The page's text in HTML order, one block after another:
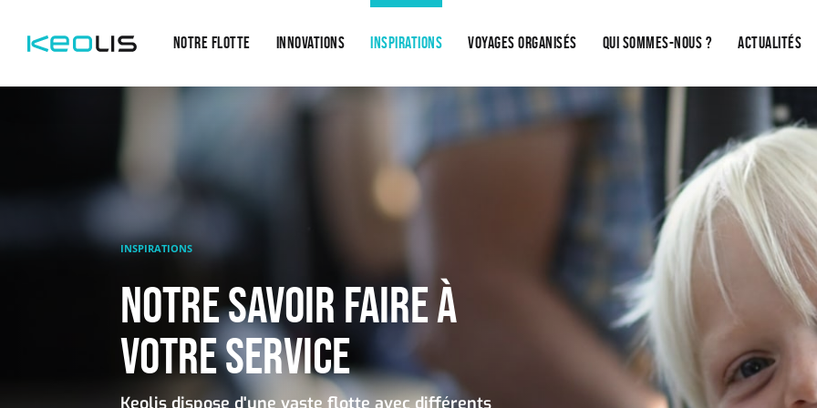
navigation
NOTRE FLOTTE INNOVATIONS INSPIRATIONS VOYAGES ORGANISÉS QUI SOMMES-NOUS ? ACTUALITÉS
INSPIRATIONS
NOTRE SAVOIR FAIRE À
VOTRE SERVICE
Keolis dispose d'une vaste flotte avec différents